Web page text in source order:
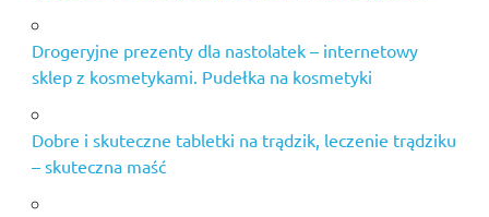
Drogeryjne prezenty dla nastolatek – internetowy
sklep z kosmetykami. Pudełka na kosmetyki
Dobre i skuteczne tabletki na trądzik, leczenie trądziku
– skuteczna maść